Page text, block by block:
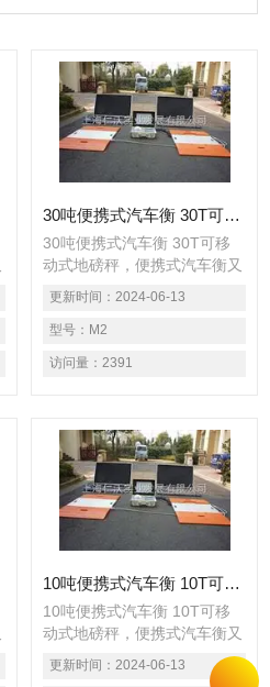
30吨便携式汽车衡 30T可移动式地磅秤
30吨便携式汽车衡 30T可移
动式地磅秤，便携式汽车衡又
名便携式轴重秤、轴重仪、便
携式地磅秤、用于公路便携查
超载车辆静态称重检测，货物
过磅低精度车辆称重或较高精
度静态车辆称重。
更新时间： 2024-06-13
型号： M2
访问量： 2391
10吨便携式汽车衡 10T可移动式地磅秤
10吨便携式汽车衡 10T可移
动式地磅秤，便携式汽车衡又
名便携式轴重秤、轴重仪、便
携式地磅秤、用于公路便携查
更新时间： 2024-06-13